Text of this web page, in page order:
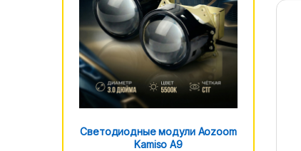
Светодиодные модули Aozoom
Kamiso A9